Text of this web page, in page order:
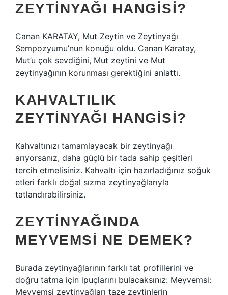
ZEYTINYAĞI HANGISI?
Canan KARATAY, Mut Zeytin ve Zeytinyağı
Sempozyumu’nun konuğu oldu. Canan Karatay,
Mut’u çok sevdiğini, Mut zeytini ve Mut
zeytinyağının korunması gerektiğini anlattı.
KAHVALTILIK
ZEYTINYAĞI HANGISI?
Kahvaltınızı tamamlayacak bir zeytinyağı
arıyorsanız, daha güçlü bir tada sahip çeşitleri
tercih etmelisiniz. Kahvaltı için hazırladığınız soğuk
etleri farklı doğal sızma zeytinyağlarıyla
tatlandırabilirsiniz.
ZEYTINYAĞINDA
MEYVEMSI NE DEMEK?
Burada zeytinyağlarının farklı tat profillerini ve
doğru tatma için ipuçlarını bulacaksınız: Meyvemsi:
Meyvemsi zeytinyağları taze zeytinlerin